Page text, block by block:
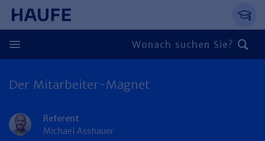
Springe direkt zum Hauptinhalt, zur
Zum Hauptinhalt springen
Zur Navigation springen
Zur Suche springen
Personal
Zurück
Der Mitarbeiter-Magnet
Referent
Michael Asshauer